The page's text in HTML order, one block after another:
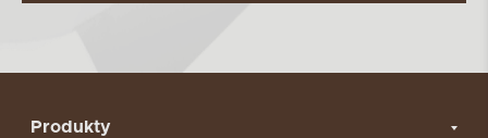
Produkty